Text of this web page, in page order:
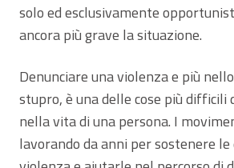
solo ed esclusivamente
ancora più grave la situazione.
Denunciare una violenza e più
stupro, è una delle cose più
nella vita di una persona. I
lavorando da anni per sostenere